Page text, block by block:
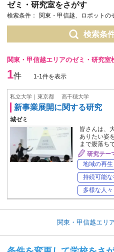
ゼミ・研究室をさがす
検索条件： 関東・甲信越、ロボットの
検索条
関東・甲信越エリアのゼミ・研究室
1件 1-1件を表示
私立大学｜東京都 高千穂大学
新事業展開に関する研究
城ゼミ
皆さんは、
ありたい姿
まで腹落ち
研究テー
地域の再生
持続可能
多様な人
関東・甲信越エリ